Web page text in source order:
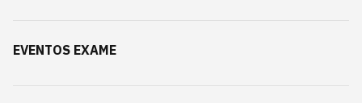
EVENTOS EXAME